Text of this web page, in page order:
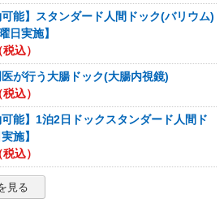
可能】スタンダード人間ドック(バリウム)
日実施】
込）
が行う大腸ドック(大腸内視鏡)
込）
可能】1泊2日ドックスタンダード人間ド
施】
込）
見る